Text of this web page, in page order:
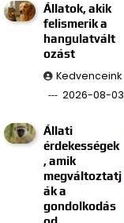
Állatok, akik
felismerik a
hangulatvált
ozást
Kedvenceink
2026-08-03
Állati
érdekességek
, amik
megváltoztatj
ák a
gondolkodás